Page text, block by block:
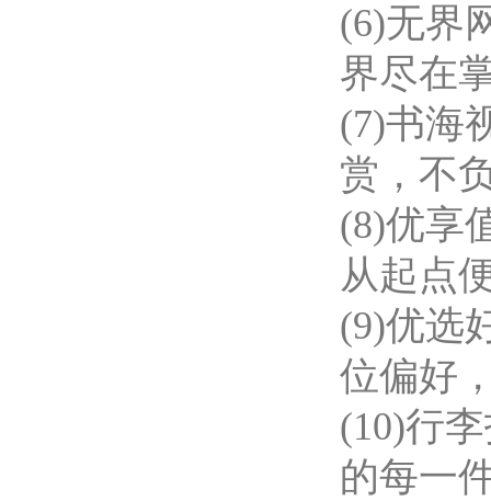
(6)无界
界尽在
(7)书海
赏，不
(8)优享
从起点
(9)优选
位偏好
(10)行
的每一